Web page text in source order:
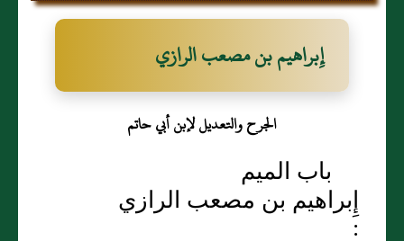
إِبراهيم بن مصعب الرازي
الجرح والتعديل لإبن أبي حاتم
باب الميم
إِبراهيم بن مصعب الرازي
: